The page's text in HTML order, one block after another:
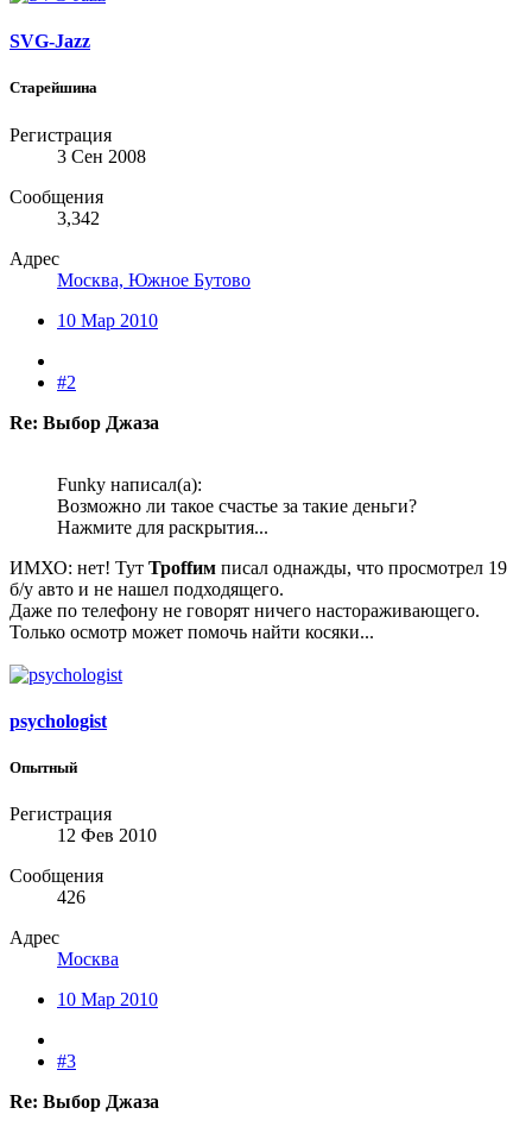
SVG-Jazz
Старейшина
Регистрация
3 Сен 2008
Сообщения
3,342
Адрес
Москва, Южное Бутово
10 Мар 2010
#2
Re: Выбор Джаза
Funky написал(а):
Возможно ли такое счастье за такие деньги?
Нажмите для раскрытия...
ИМХО: нет! Тут Троffим писал однажды, что просмотрел 19
б/у авто и не нашел подходящего.
Даже по телефону не говорят ничего настораживающего.
Только осмотр может помочь найти косяки...
psychologist
Опытный
Регистрация
12 Фев 2010
Сообщения
426
Адрес
Москва
10 Мар 2010
#3
Re: Выбор Джаза